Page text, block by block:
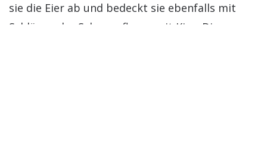
sie die Eier ab und bedeckt sie ebenfalls mit
Schlägen der Schwanzflosse mit Kies. Die